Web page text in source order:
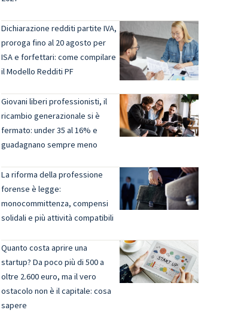
Dichiarazione redditi partite IVA,
proroga fino al 20 agosto per
ISA e forfettari: come compilare
il Modello Redditi PF
Giovani liberi professionisti, il
ricambio generazionale si è
fermato: under 35 al 16% e
guadagnano sempre meno
La riforma della professione
forense è legge:
monocommittenza, compensi
solidali e più attività compatibili
Quanto costa aprire una
startup? Da poco più di 500 a
oltre 2.600 euro, ma il vero
ostacolo non è il capitale: cosa
sapere